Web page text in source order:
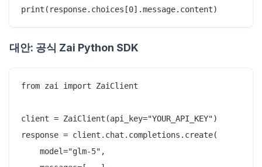
대안: 공식 Zai Python SDK
from zai import ZaiClient
client = ZaiClient(api_key="YOUR_API_KEY")
response = client.chat.completions.create(
    model="glm-5",